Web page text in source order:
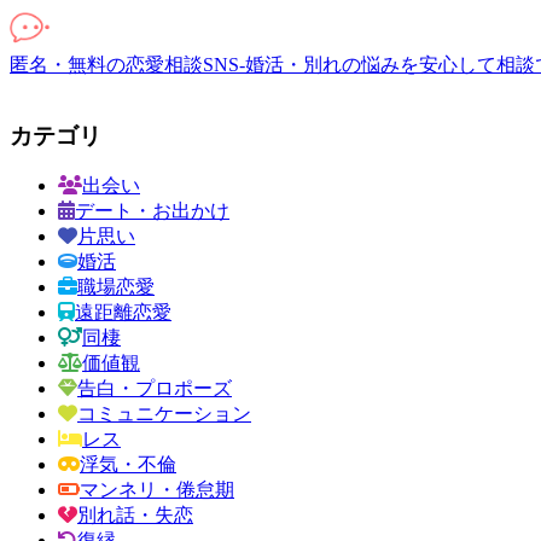
匿名・無料の恋愛相談SNS-婚活・別れの悩みを安心して相
カテゴリ
出会い
デート・お出かけ
片思い
婚活
職場恋愛
遠距離恋愛
同棲
価値観
告白・プロポーズ
コミュニケーション
レス
浮気・不倫
マンネリ・倦怠期
別れ話・失恋